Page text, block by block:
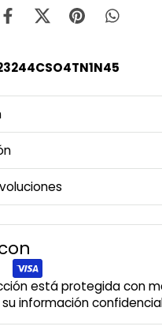
está protegida con
información